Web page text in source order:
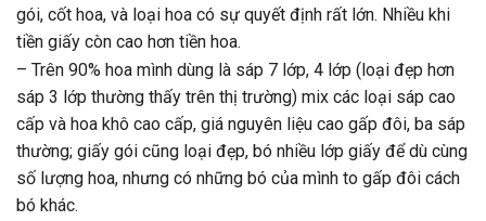
gói, cốt hoa, và loại hoa có sự quyết định rất lớn. Nhiều khi
tiền giấy còn cao hơn tiền hoa.
– Trên 90% hoa mình dùng là sáp 7 lớp, 4 lớp (loại đẹp hơn
sáp 3 lớp thường thấy trên thị trường) mix các loại sáp cao
cấp và hoa khô cao cấp, giá nguyên liệu cao gấp đôi, ba sáp
thường; giấy gói cũng loại đẹp, bó nhiều lớp giấy để dù cùng
số lượng hoa, nhưng có những bó của mình to gấp đôi cách
bó khác.